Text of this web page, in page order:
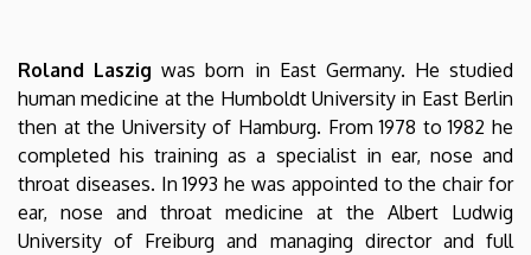
Roland Laszig was born in East Germany. He studied
human medicine at the Humboldt University in East Berlin
then at the University of Hamburg. From 1978 to 1982 he
completed his training as a specialist in ear, nose and
throat diseases. In 1993 he was appointed to the chair for
ear, nose and throat medicine at the Albert Ludwig
University of Freiburg and managing director and full